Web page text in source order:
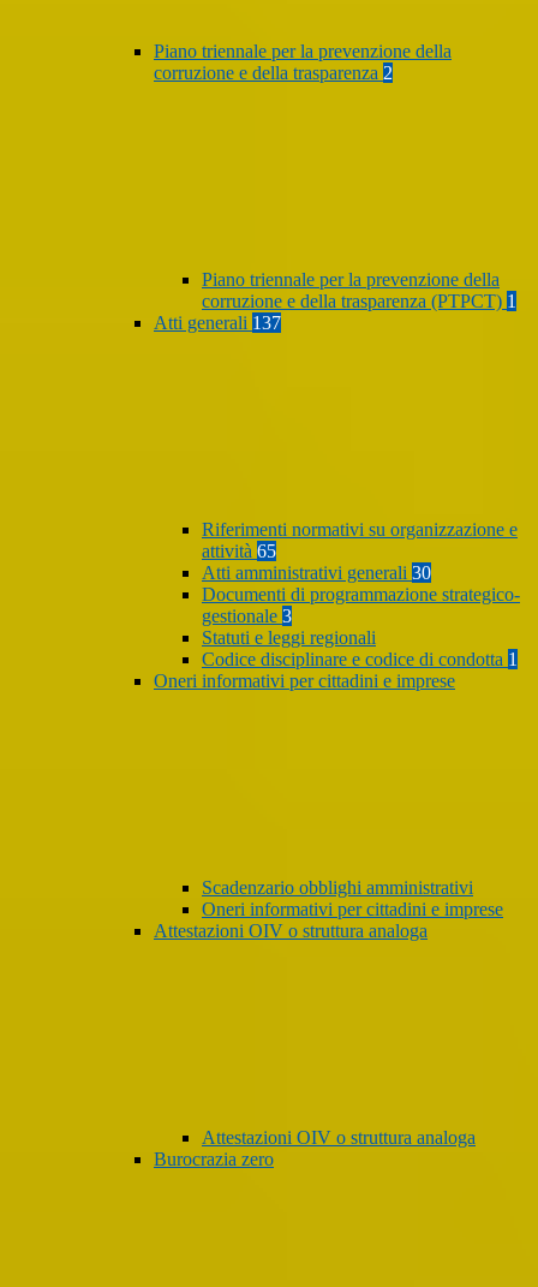
Piano triennale per la prevenzione della
corruzione e della trasparenza 2
Piano triennale per la prevenzione della
corruzione e della trasparenza (PTPCT) 1
Atti generali 137
Riferimenti normativi su organizzazione e
attività 65
Atti amministrativi generali 30
Documenti di programmazione strategico-
gestionale 3
Statuti e leggi regionali
Codice disciplinare e codice di condotta 1
Oneri informativi per cittadini e imprese
Scadenzario obblighi amministrativi
Oneri informativi per cittadini e imprese
Attestazioni OIV o struttura analoga
Attestazioni OIV o struttura analoga
Burocrazia zero